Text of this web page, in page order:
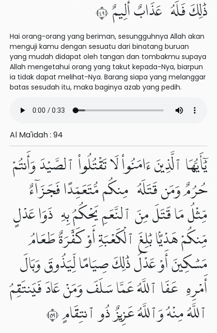
ذَٰلِكَ فَلَهُۥ عَذَابٌ أَلِيمٌ ٩٤
Hai orang-orang yang beriman, sesungguhnya Allah akan
menguji kamu dengan sesuatu dari binatang buruan
yang mudah didapat oleh tangan dan tombakmu supaya
Allah mengetahui orang yang takut kepada-Nya, biarpun
ia tidak dapat melihat-Nya. Barang siapa yang melanggar
batas sesudah itu, maka baginya azab yang pedih.
Al Ma'idah : 94
يَٰٓأَيُّهَا ٱلَّذِينَ ءَامَنُوا۟ لَا تَقْتُلُوا۟ ٱلصَّيْدَ وَأَنتُمْ
حُرُمٌ وَمَن قَتَلَهُۥ مِنكُم مُّتَعَمِّدًا فَجَزَآءٌ
مِّثْلُ مَا قَتَلَ مِنَ ٱلنَّعَمِ يَحْكُمُ بِهِۦ ذَوَا عَدْلٍ
مِّنكُمْ هَدْيًۢا بَٰلِغَ ٱلْكَعْبَةِ أَوْ كَفَّٰرَةٌ طَعَامُ
مَسَٰكِينَ أَوْ عَدْلُ ذَٰلِكَ صِيَامًا لِّيَذُوقَ وَبَالَ
أَمْرِهِۦ عَفَا ٱللَّهُ عَمَّا سَلَفَ وَمَنْ عَادَ فَيَنتَقِمُ
ٱللَّهُ مِنْهُ وَٱللَّهُ عَزِيزٌ ذُو ٱنتِقَامٍ ٩٥